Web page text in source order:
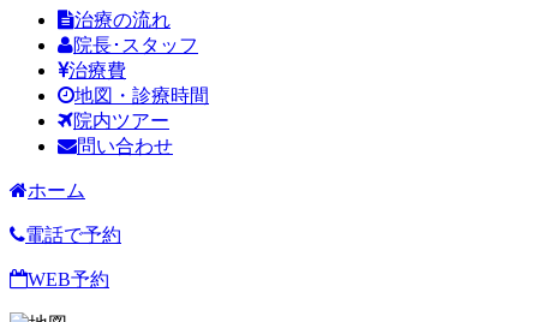
治療の流れ
院長･スタッフ
治療費
地図・診療時間
院内ツアー
問い合わせ
ホーム
電話で予約
WEB予約